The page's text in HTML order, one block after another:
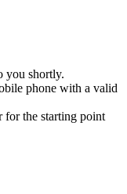
you shortly.
phone with a valid
for the starting point